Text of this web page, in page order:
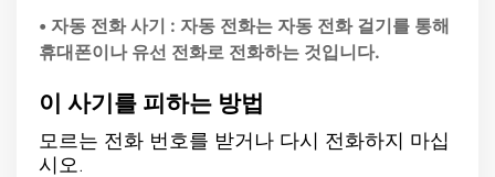
• 자동 전화 사기 : 자동 전화는 자동 전화 걸기를 통해
휴대폰이나 유선 전화로 전화하는 것입니다.
이 사기를 피하는 방법
모르는 전화 번호를 받거나 다시 전화하지 마십
시오.